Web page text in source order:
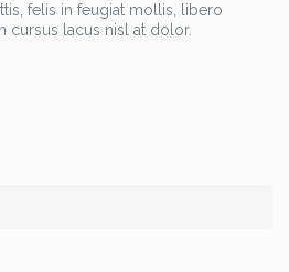
felis in feugiat mollis, libero
cursus lacus nisl at dolor.